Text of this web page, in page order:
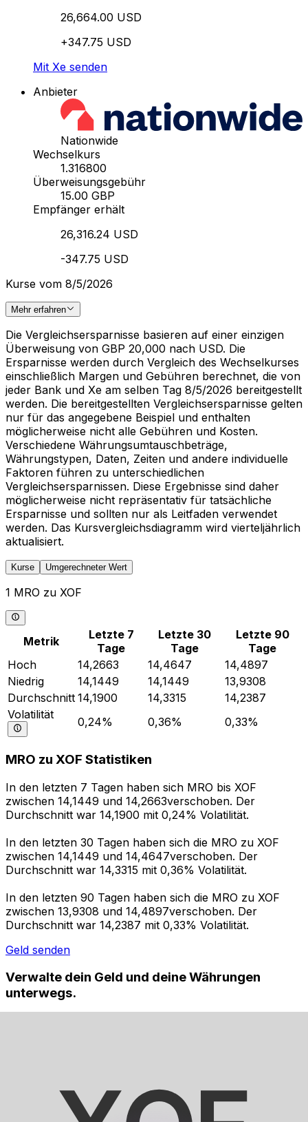
26,664.00 USD
+347.75 USD
Mit Xe senden
Anbieter
Nationwide
Wechselkurs
1.316800
Überweisungsgebühr
15.00 GBP
Empfänger erhält
26,316.24 USD
-347.75 USD
Kurse vom 8/5/2026
Mehr erfahren
Die Vergleichsersparnisse basieren auf einer einzigen
Überweisung von GBP 20,000 nach USD. Die
Ersparnisse werden durch Vergleich des Wechselkurses
einschließlich Margen und Gebühren berechnet, die von
jeder Bank und Xe am selben Tag 8/5/2026 bereitgestellt
werden. Die bereitgestellten Vergleichsersparnisse gelten
nur für das angegebene Beispiel und enthalten
möglicherweise nicht alle Gebühren und Kosten.
Verschiedene Währungsumtauschbeträge,
Währungstypen, Daten, Zeiten und andere individuelle
Faktoren führen zu unterschiedlichen
Vergleichsersparnissen. Diese Ergebnisse sind daher
möglicherweise nicht repräsentativ für tatsächliche
Ersparnisse und sollten nur als Leitfaden verwendet
werden. Das Kursvergleichsdiagramm wird vierteljährlich
aktualisiert.
Kurse Umgerechneter Wert
1 MRO zu XOF
Metrik
Letzte 7
Tage
Letzte 30
Tage
Letzte 90
Tage
Hoch
14,2663 14,4647
14,4897
Niedrig
14,1449 14,1449
13,9308
Durchschnitt 14,1900 14,3315
14,2387
Volatilität
0,24% 0,36% 0,33%
MRO zu XOF Statistiken
In den letzten 7 Tagen haben sich MRO bis XOF
zwischen 14,1449 und 14,2663verschoben. Der
Durchschnitt war 14,1900 mit 0,24% Volatilität.
In den letzten 30 Tagen haben sich die MRO zu XOF
zwischen 14,1449 und 14,4647verschoben. Der
Durchschnitt war 14,3315 mit 0,36% Volatilität.
In den letzten 90 Tagen haben sich die MRO zu XOF
zwischen 13,9308 und 14,4897verschoben. Der
Durchschnitt war 14,2387 mit 0,33% Volatilität.
Geld senden
Verwalte dein Geld und deine Währungen
unterwegs.